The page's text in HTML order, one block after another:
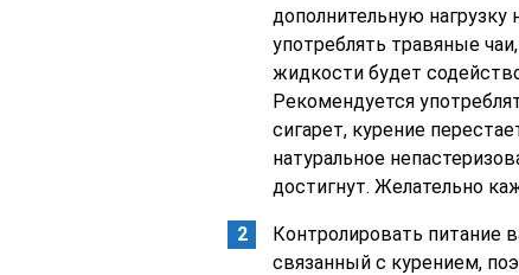
дополнительную
употреблять травяные
жидкости будет
Рекомендуется
сигарет, курение
натуральное
достигнут. Желательно
Контролировать питание
связанный с курением,